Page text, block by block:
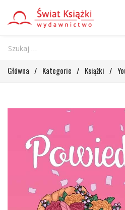
Główna / Kategorie / Książki /